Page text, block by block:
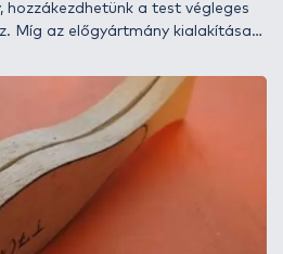
a test végleges
Míg az előgyártmány kialakítása
a megfelelő végeredményt a